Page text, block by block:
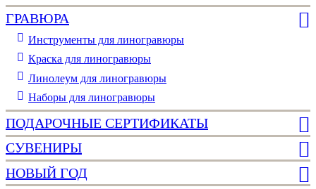
ГРАВЮРА
Инструменты для линогравюры
Краска для линогравюры
Линолеум для линогравюры
Наборы для линогравюры
ПОДАРОЧНЫЕ СЕРТИФИКАТЫ
СУВЕНИРЫ
НОВЫЙ ГОД